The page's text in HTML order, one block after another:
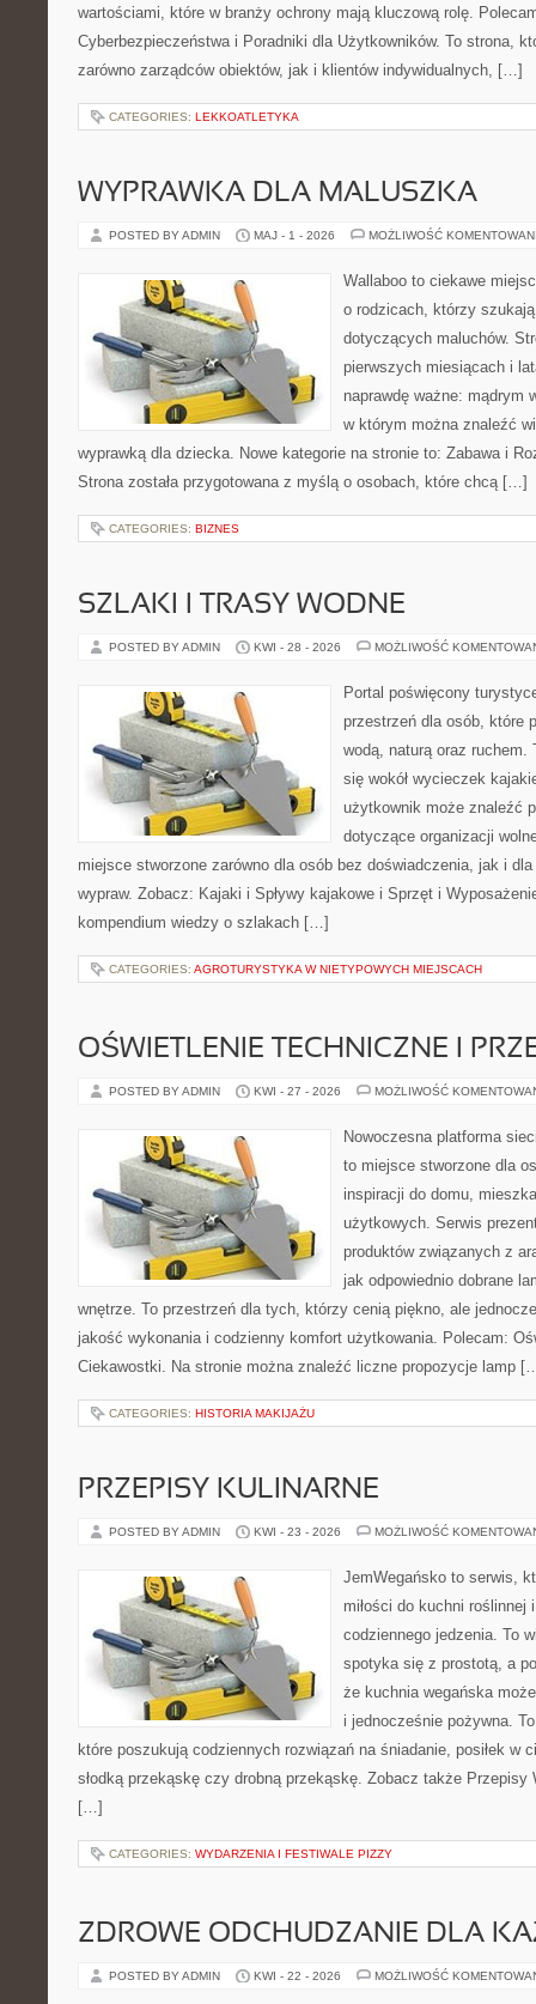
wartościami, które w branży ochrony mają kluczową rolę.
Cyberbezpieczeństwa i Poradniki dla Użytkowników. To strona,
zarówno zarządców obiektów, jak i klientów indywidualnych, […]
CATEGORIES: LEKKOATLETYKA
WYPRAWKA DLA MALUSZKA
POSTED BY ADMIN MAJ - 1 - 2026 MOŻLIWOŚĆ
Wallaboo to ciekawe
o rodzicach, którzy
dotyczących maluchów.
pierwszych miesiącach i
naprawdę ważne: mądrym
w którym można znaleźć
wyprawką dla dziecka. Nowe kategorie na stronie to: Zabawa i
Strona została przygotowana z myślą o osobach, które chcą […]
CATEGORIES: BIZNES
SZLAKI I TRASY WODNE
POSTED BY ADMIN KWI - 28 - 2026 MOŻLIWOŚĆ
Portal poświęcony
przestrzeń dla osób, które
wodą, naturą oraz ruchem.
się wokół wycieczek
użytkownik może znaleźć
dotyczące organizacji
miejsce stworzone zarówno dla osób bez doświadczenia, jak i dla
wypraw. Zobacz: Kajaki i Spływy kajakowe i Sprzęt i
kompendium wiedzy o szlakach […]
CATEGORIES: AGROTURYSTYKA W NIETYPOWYCH MIEJSCACH
OŚWIETLENIE TECHNICZNE I
POSTED BY ADMIN KWI - 27 - 2026 MOŻLIWOŚĆ
Nowoczesna platforma
to miejsce stworzone dla
inspiracji do domu,
użytkowych. Serwis
produktów związanych z
jak odpowiednio dobrane
wnętrze. To przestrzeń dla tych, którzy cenią piękno, ale
jakość wykonania i codzienny komfort użytkowania. Polecam:
Ciekawostki. Na stronie można znaleźć liczne propozycje lamp
CATEGORIES: HISTORIA MAKIJAŻU
PRZEPISY KULINARNE
POSTED BY ADMIN KWI - 23 - 2026 MOŻLIWOŚĆ
JemWegańsko to serwis,
miłości do kuchni roślinnej
codziennego jedzenia. To
spotyka się z prostotą, a
że kuchnia wegańska
i jednocześnie pożywna.
które poszukują codziennych rozwiązań na śniadanie, posiłek w
słodką przekąskę czy drobną przekąskę. Zobacz także Przepisy
[…]
CATEGORIES: WYDARZENIA I FESTIWALE PIZZY
ZDROWE ODCHUDZANIE DLA
POSTED BY ADMIN KWI - 22 - 2026 MOŻLIWOŚĆ